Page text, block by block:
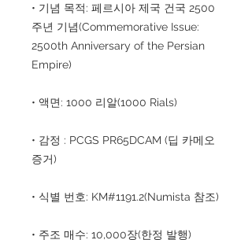
• 기념 목적: 페르시아 제국 건국 2500
주년 기념(Commemorative Issue:
2500th Anniversary of the Persian
Empire)
• 액면: 1000 리알(1000 Rials)
• 감정 : PCGS PR65DCAM (딥 카메오
증거)
• 식별 번호: KM#1191.2(Numista 참조)
• 주조 매수: 10,000장(한정 발행)